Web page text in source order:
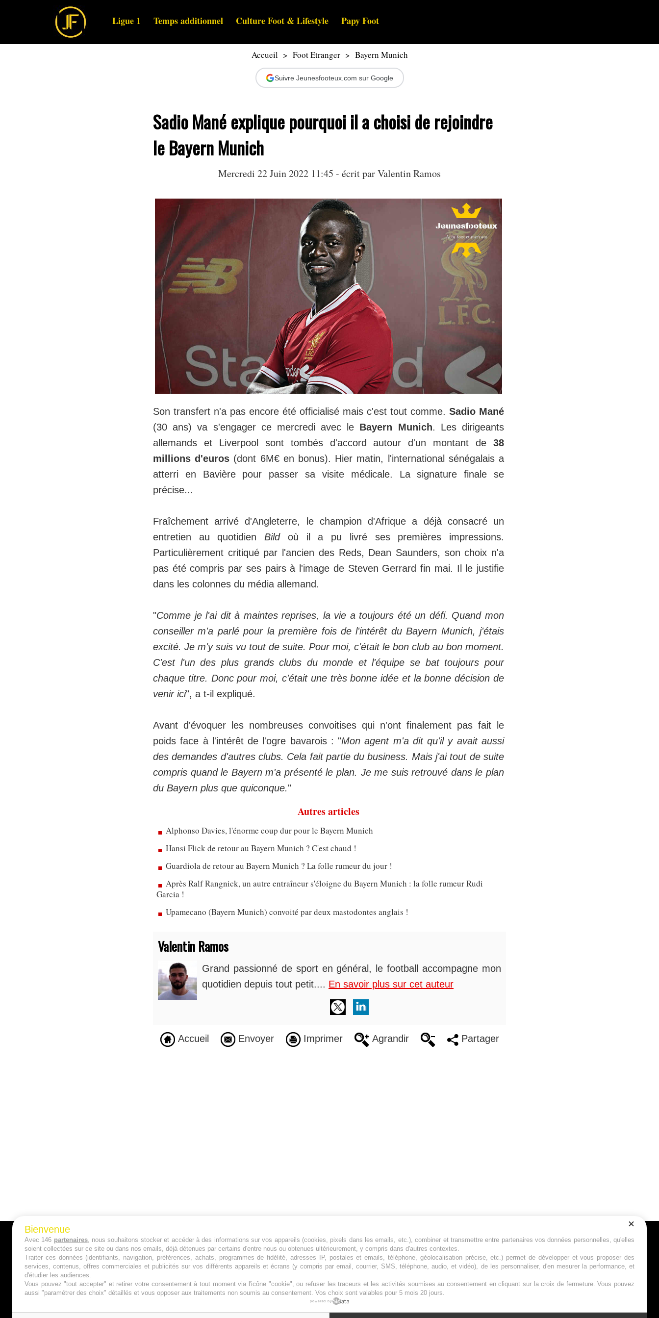
Ligue 1 Temps additionnel Culture Foot & Lifestyle Papy Foot
Accueil > Foot Etranger > Bayern Munich
Suivre Jeunesfooteux.com sur Google
Sadio Mané explique pourquoi il a choisi de rejoindre
le Bayern Munich
Mercredi 22 Juin 2022 11:45 - écrit parValentin Ramos
Son transfert n'a pas encore été officialisé mais c'est tout comme. Sadio Mané
(30 ans) va s'engager ce mercredi avec le Bayern Munich. Les dirigeants
allemands et Liverpool sont tombés d'accord autour d'un montant de 38
millions d'euros (dont 6M€ en bonus). Hier matin, l'international sénégalais a
atterri en Bavière pour passer sa visite médicale. La signature finale se
précise...
Fraîchement arrivé d'Angleterre, le champion d'Afrique a déjà consacré un
entretien au quotidien Bild où il a pu livré ses premières impressions.
Particulièrement critiqué par l'ancien des Reds, Dean Saunders, son choix n'a
pas été compris par ses pairs à l'image de Steven Gerrard fin mai. Il le justifie
dans les colonnes du média allemand.
"Comme je l'ai dit à maintes reprises, la vie a toujours été un défi. Quand mon
conseiller m'a parlé pour la première fois de l'intérêt du Bayern Munich, j'étais
excité. Je m'y suis vu tout de suite. Pour moi, c'était le bon club au bon moment.
C'est l'un des plus grands clubs du monde et l'équipe se bat toujours pour
chaque titre. Donc pour moi, c'était une très bonne idée et la bonne décision de
venir ici", a t-il expliqué.
Avant d'évoquer les nombreuses convoitises qui n'ont finalement pas fait le
poids face à l'intérêt de l'ogre bavarois : "Mon agent m'a dit qu'il y avait aussi
des demandes d'autres clubs. Cela fait partie du business. Mais j'ai tout de suite
compris quand le Bayern m'a présenté le plan. Je me suis retrouvé dans le plan
du Bayern plus que quiconque."
Autres articles
Alphonso Davies, l'énorme coup dur pour le Bayern Munich
Hansi Flick de retour au Bayern Munich ? C'est chaud !
Guardiola de retour au Bayern Munich ? La folle rumeur du jour !
Après Ralf Rangnick, un autre entraîneur s'éloigne du Bayern Munich : la folle rumeur Rudi
Garcia !
Upamecano (Bayern Munich) convoité par deux mastodontes anglais !
Valentin Ramos
Grand passionné de sport en général, le football accompagne mon
quotidien depuis tout petit.... En savoir plus sur cet auteur
Accueil Envoyer Imprimer Agrandir Partager
A PROPOS
Qui sommes nous ?
Mentions Légales
Jeunesfooteux est un média sportif qui traite
principalement de l'actualité de la Ligue 1 et
des grosses actualités de la Ligue 2 et du
Plan du site | Syndication |Powered by WM
Suivez-nous
Bienvenue
Avec 146 partenaires, nous souhaitons stocker et accéder à des informations sur vos appareils (cookies, pixels dans les emails, etc.), combiner et transmettre entre partenaires vos données personnelles, qu'elles
soient collectées sur ce site ou dans nos emails, déjà détenues par certains d'entre nous ou obtenues ultérieurement, y compris dans d'autres contextes.
Traiter ces données (identifiants, navigation, préférences, achats, programmes de fidélité, adresses IP, postales et emails, téléphone, géolocalisation précise, etc.) permet de développer et vous proposer des
services, contenus, offres commerciales et publicités sur vos différents appareils et écrans (y compris par email, courrier, SMS, téléphone, audio, et vidéo), de les personnaliser, d'en mesurer la performance, et
d'étudier les audiences.
Vous pouvez "tout accepter" et retirer votre consentement à tout moment via l'icône "cookie", ou refuser les traceurs et les activités soumises au consentement en cliquant sur la croix de fermeture. Vous pouvez
aussi "paramétrer des choix" détaillés et vous opposer aux traitements non soumis au consentement. Vos choix sont valables pour 5 mois 20 jours.
powered by